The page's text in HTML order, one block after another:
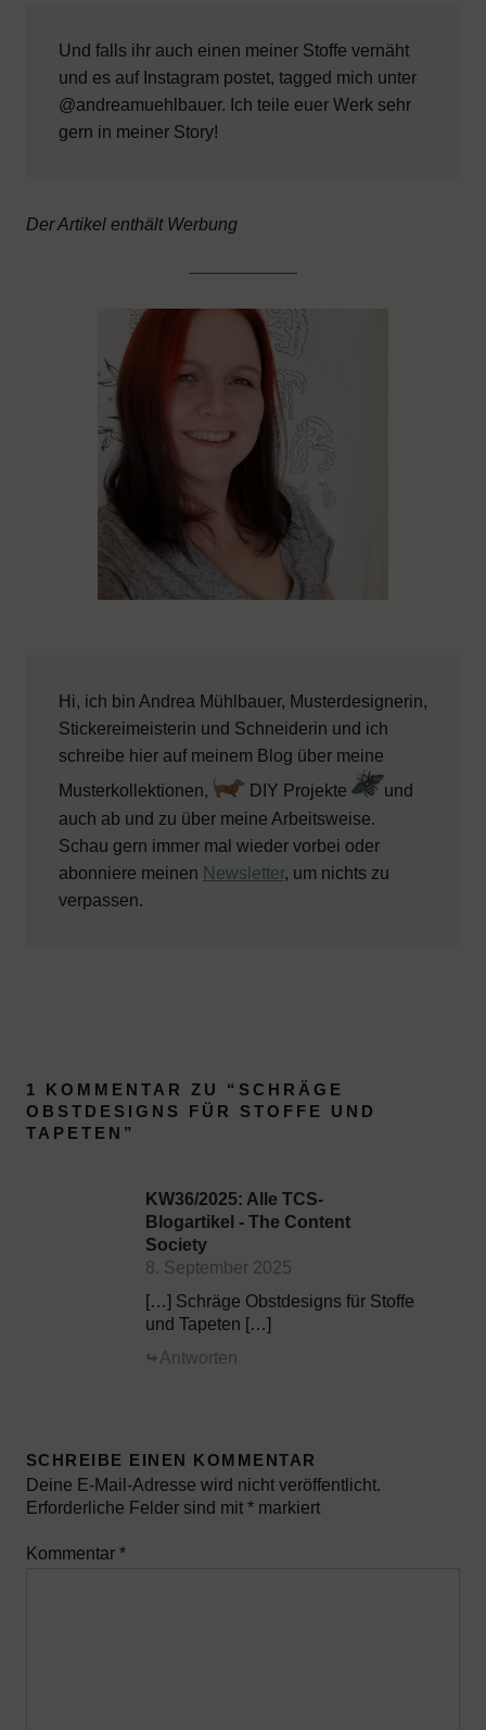
Und falls ihr auch einen meiner Stoffe vernäht
und es auf Instagram postet, tagged mich unter
@andreamuehlbauer. Ich teile euer Werk sehr
gern in meiner Story!
Der Artikel enthält Werbung
Hi, ich bin Andrea Mühlbauer, Musterdesignerin,
Stickereimeisterin und Schneiderin und ich
schreibe hier auf meinem Blog über meine
Musterkollektionen,
DIY Projekte
und
auch ab und zu über meine Arbeitsweise.
Schau gern immer mal wieder vorbei oder
abonniere meinen Newsletter, um nichts zu
verpassen.
1 KOMMENTAR ZU “ SCHRÄGE
OBSTDESIGNS FÜR STOFFE UND
TAPETEN ”
KW36/2025: Alle TCS-
Blogartikel - The Content
Society
8. September 2025
[…] Schräge Obstdesigns für Stoffe
und Tapeten […]
Antworten
SCHREIBE EINEN KOMMENTAR
Deine E-Mail-Adresse wird nicht veröffentlicht.
Erforderliche Felder sind mit *markiert
Kommentar *